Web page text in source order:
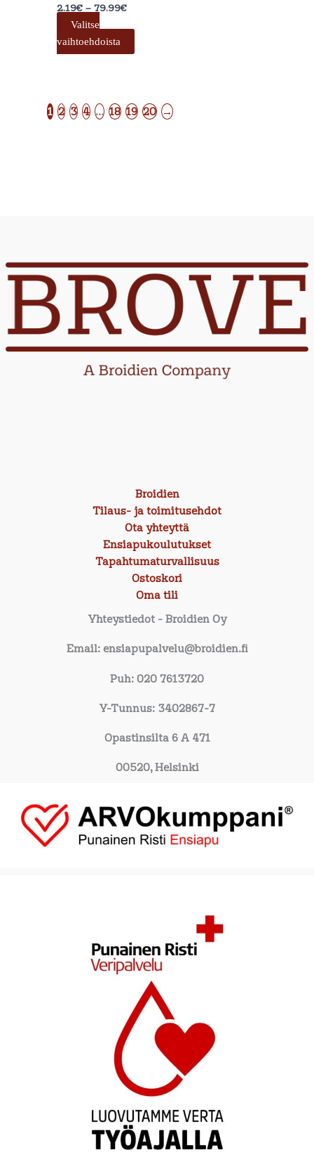
2.19€ – 79.99€
Valitse
vaihtoehdoista
1 2 3 4 … 18 19 20 →
Broidien
Tilaus- ja toimitusehdot
Ota yhteyttä
Ensiapukoulutukset
Tapahtumaturvallisuus
Ostoskori
Oma tili
Yhteystiedot- Broidien Oy
Email: ensiapupalvelu@broidien.fi
Puh: 020 7613720
Y-Tunnus: 3402867-7
Opastinsilta 6 A 471
00520, Helsinki